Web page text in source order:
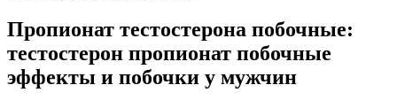
Пропионат тестостерона побочные:
тестостерон пропионат побочные
эффекты и побочки у мужчин